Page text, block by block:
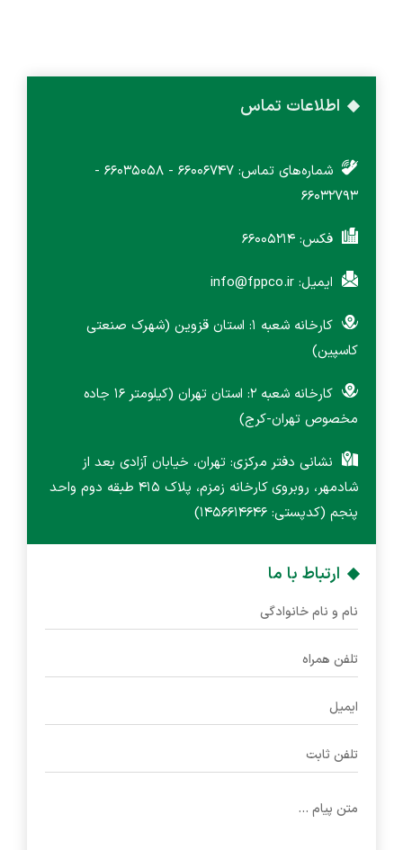
اطلاعات تماس
شماره‌های تماس: 66006747 - 66035058 -
66032793
فکس: 66005214
ایمیل: info@fppco.ir
کارخانه شعبه ۱: استان قزوین (شهرک صنعتی
کاسپین)
کارخانه شعبه ۲: استان تهران (کیلومتر 16 جاده
مخصوص تهران-کرج)
نشانی دفتر مرکزی: تهران، خیابان آزادی بعد از
شادمهر، روبروی کارخانه زمزم، پلاک 415 طبقه دوم واحد
پنجم (کدپستی: 1456614646)
ارتباط با ما